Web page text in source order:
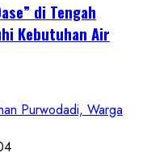
di Tengah
Kebutuhan Air
Purwodadi, Warga